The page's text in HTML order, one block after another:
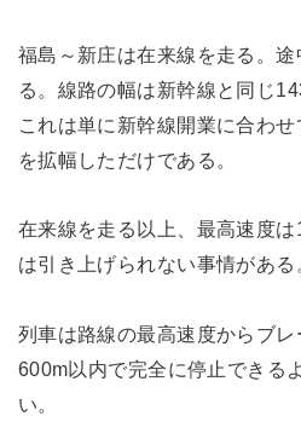
福島～新庄は在来線を走る。
る。線路の幅は新幹線と同じ
これは単に新幹線開業に合わ
を拡幅しただけである。
在来線を走る以上、最高速度
は引き上げられない事情がある
列車は路線の最高速度からブ
600m以内で完全に停止できる
い。